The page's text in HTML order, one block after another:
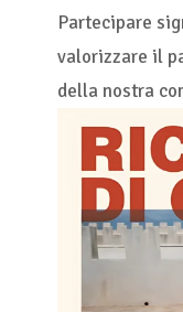
Partecipare
valorizzare il
della nostra